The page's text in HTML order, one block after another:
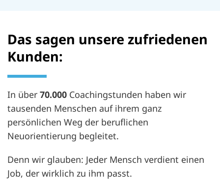
Das sagen unsere zufriedenen
Kunden:
In über 70.000 Coachingstunden haben wir
tausenden Menschen auf ihrem ganz
persönlichen Weg der beruflichen
Neuorientierung begleitet.
Denn wir glauben: Jeder Mensch verdient einen
Job, der wirklich zu ihm passt.